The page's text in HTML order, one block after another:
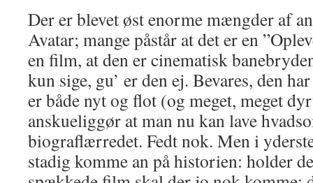
Der er blevet øst enorme mængder af
Avatar; mange påstår at det er en
en film, at den er cinematisk
kun sige, gu’ er den ej. Bevares, den
er både nyt og flot (og meget, meget
anskueliggør at man nu kan lave
biograflærredet. Fedt nok. Men i
stadig komme an på historien: holder